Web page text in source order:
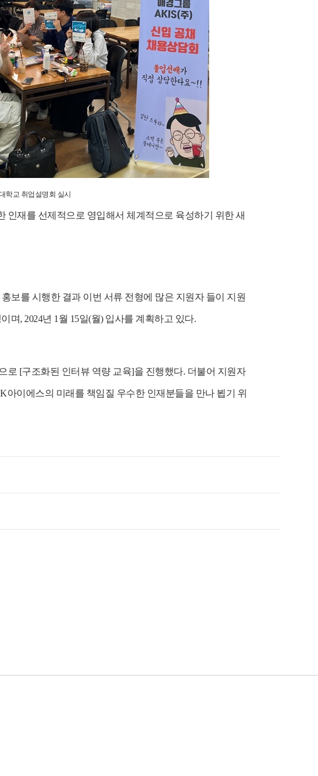
민대학교 취업설명회 실시
인재를 선제적으로 영입해서 체계적으로 육성하기 위한 새
보를 시행한 결과 이번 서류 전형에 많은 지원자 들이 지원
며, 2024년 1 월 15일(월) 입사를 계획하고 있다.
로 [구조화된 인터뷰 역량 교육]을 진행했다. 더불어 지원자
아이에스의 미래를 책임질 우수한 인재분들을 만나 뵙기 위